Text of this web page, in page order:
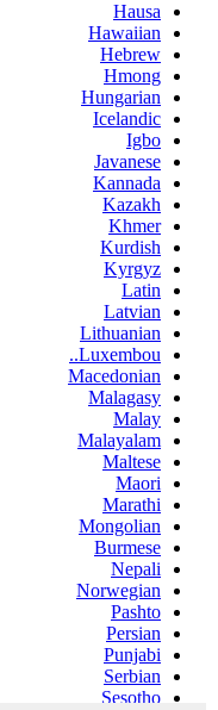
Hausa
Hawaiian
Hebrew
Hmong
Hungarian
Icelandic
Igbo
Javanese
Kannada
Kazakh
Khmer
Kurdish
Kyrgyz
Latin
Latvian
Lithuanian
Luxembou..
Macedonian
Malagasy
Malay
Malayalam
Maltese
Maori
Marathi
Mongolian
Burmese
Nepali
Norwegian
Pashto
Persian
Punjabi
Serbian
Sesotho